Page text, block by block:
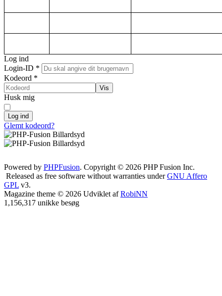
Log ind
Login-ID *
Kodeord *
Vis
Husk mig
Log ind
Glemt kodeord?
Powered by PHPFusion. Copyright © 2026 PHP Fusion Inc.
Released as free software without warranties underGNU Affero
GPL v3.
Magazine theme © 2026 Udviklet afRobiNN
1,156,317 unikke besøg